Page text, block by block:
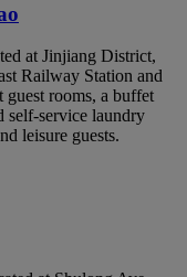
at Jinjiang District,
Railway Station and
rooms, a buffet
self-service laundry
leisure guests.